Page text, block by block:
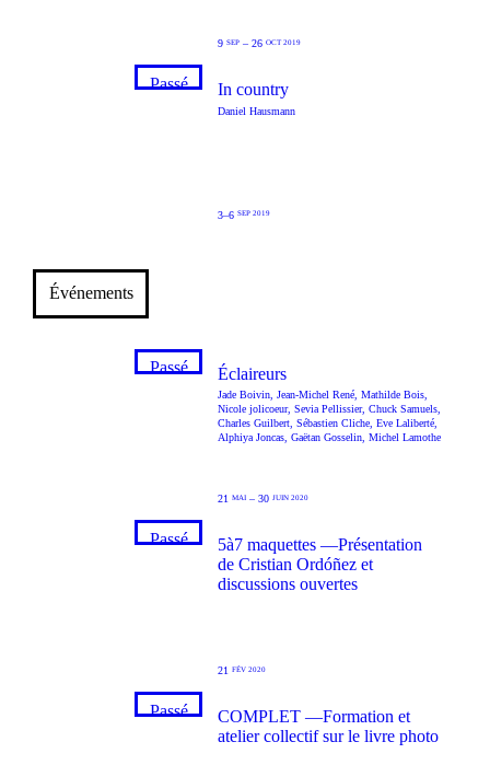
9 SEP – 26 OCT 2019
Passé In country
Daniel Hausmann
3–6 SEP 2019
Événements
Passé Éclaireurs
Jade Boivin, Jean-Michel René, Mathilde Bois,
Nicole jolicoeur, Sevia Pellissier, Chuck Samuels,
Charles Guilbert, Sébastien Cliche, Eve Laliberté,
Alphiya Joncas, Gaëtan Gosselin, Michel Lamothe
21 MAI – 30 JUIN 2020
Passé
5à7 maquettes —Présentation
de Cristian Ordóñez et
discussions ouvertes
21 FÉV 2020
Passé
COMPLET —Formation et
atelier collectif sur le livre photo